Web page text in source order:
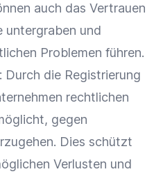
auch das Vertrauen
untergraben und
Problemen führen.
: Durch die Registrierung
rechtlichen
gegen
Dies schützt
Verlusten und